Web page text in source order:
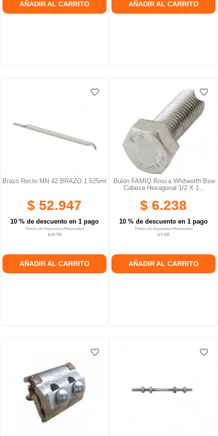
AÑADIR AL CARRITO AÑADIR AL CARRITO
Brazo Recto MN 42 BRAZO 1.525mt
$ 52.947
10 % de descuento en 1 pago
Precio sin Impuestos Nacionales
$ 43.758
AÑADIR AL CARRITO
favorite_border
favorite_border
favorite_border
Bulón FAMIQ Rosca Whitworth Bsw
Cabeza Hexagonal 1/2 X 1...
$ 6.238
10 % de descuento en 1 pago
Precio sin Impuestos Nacionales
$ 5.156
AÑADIR AL CARRITO
favorite_border
favorite_border
favorite_border
favorite_border
favorite_border
favorite_border favorite_border
favorite_border
favorite_border